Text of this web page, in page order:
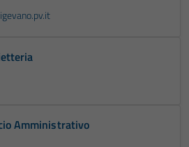
Amministrativo